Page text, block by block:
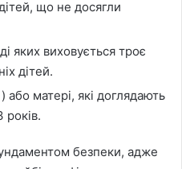
що не досягли
яких виховується троє
дітей.
або матері, які доглядають
безпеки, адже